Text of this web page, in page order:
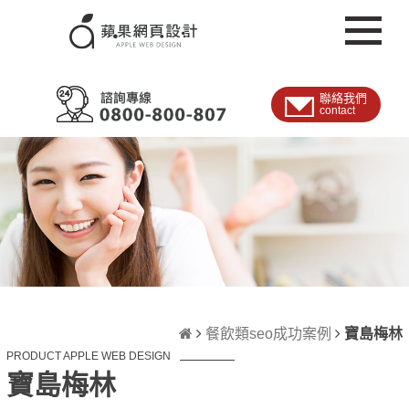
聯絡我們
contact
餐飲類seo成功案例 寶島梅林
PRODUCT APPLE WEB DESIGN
寶島梅林